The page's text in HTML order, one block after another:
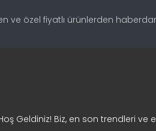
ve özel fiyatlı ürünlerden
Hoş Geldiniz! Biz, en son trendleri